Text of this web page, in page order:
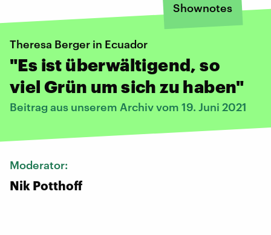
Shownotes
Theresa Berger in Ecuador
"Es ist überwältigend, so
viel Grün um sich zu haben"
Beitrag aus unserem Archiv vom 19. Juni 2021
Moderator:
Nik Potthoff